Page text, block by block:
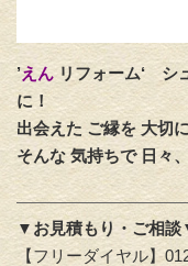
’えんリフォーム‘ シ
に！
出会えた ご縁を 大切
そんな 気持ちで 日々
▼お見積もり・ご相談
【フリーダイヤル】